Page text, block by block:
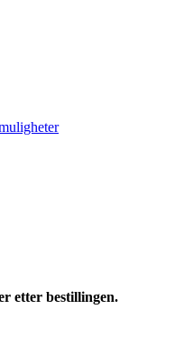
etter bestillingen.